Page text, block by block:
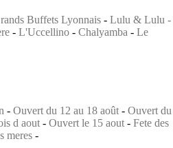
Buffets Lyonnais - Lulu & Lulu -
- L'Uccellino - Chalyamba - Le
- Ouvert du 12 au 18 août - Ouvert du
d aout - Ouvert le 15 aout - Fete des
meres -